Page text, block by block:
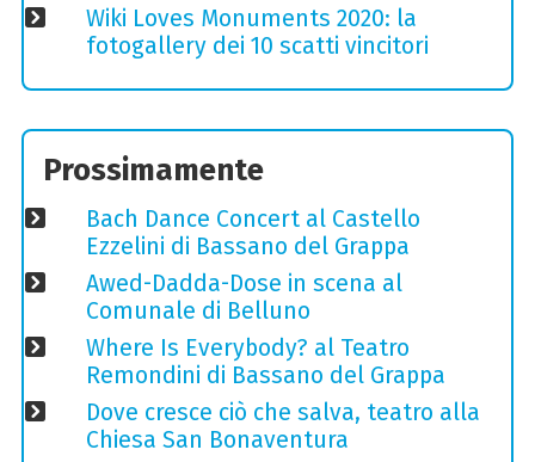
Wiki Loves Monuments 2020: la
fotogallery dei 10 scatti vincitori
Prossimamente
Bach Dance Concert al Castello
Ezzelini di Bassano del Grappa
Awed-Dadda-Dose in scena al
Comunale di Belluno
Where Is Everybody? al Teatro
Remondini di Bassano del Grappa
Dove cresce ciò che salva, teatro alla
Chiesa San Bonaventura